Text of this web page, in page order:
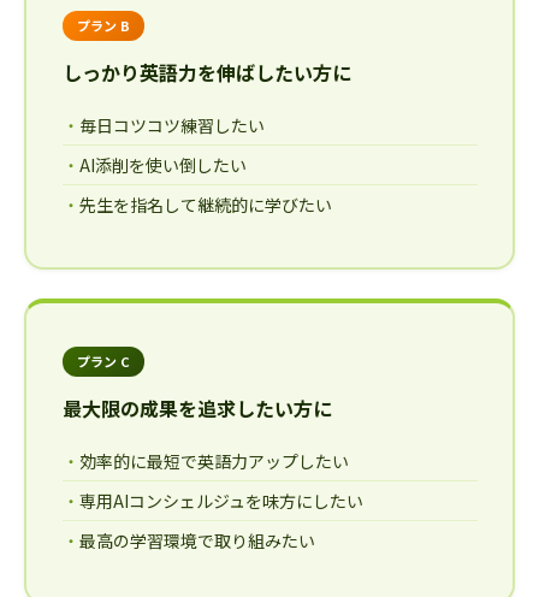
プラン B
しっかり英語力を伸ばしたい方に
毎日コツコツ練習したい
AI添削を使い倒したい
先生を指名して継続的に学びたい
プラン C
最大限の成果を追求したい方に
効率的に最短で英語力アップしたい
専用AIコンシェルジュを味方にしたい
最高の学習環境で取り組みたい